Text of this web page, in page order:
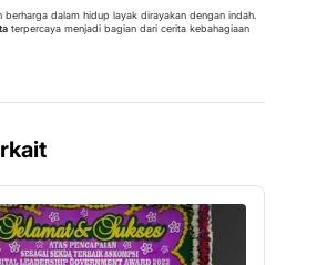
berharga dalam hidup layak dirayakan dengan indah.
terpercaya menjadi bagian dari cerita kebahagiaan